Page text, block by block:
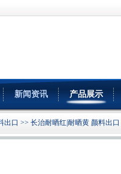
新闻资讯 产品展示
出口 >> 长治耐晒红|耐晒黄 颜料出口